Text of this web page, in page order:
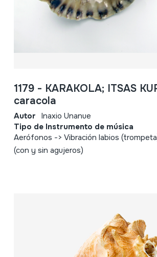
1179 - KARAKOLA; ITSAS
caracola
Autor Inaxio Unanue
Tipo de Instrumento de música
Aerófonos -> Vibración labios
(con y sin agujeros)